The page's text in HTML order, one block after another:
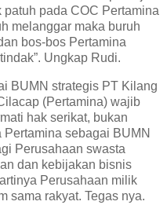
pada COC Pertamina
melanggar maka buruh
bos-bos Pertamina
Ungkap Rudi.
BUMN strategis PT Kilang
(Pertamina) wajib
hak serikat, bukan
sebagai BUMN
Perusahaan swasta
dan kebijakan bisnis
Perusahaan milik
sama rakyat. Tegas nya.